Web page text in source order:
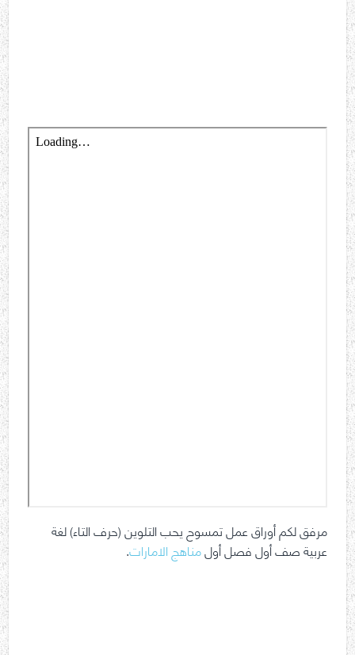
مرفق لكم أوراق عمل تمسوح يحب التلوين (حرف التاء) لغة
عربية صف أول فصل أولمناهج الامارات.